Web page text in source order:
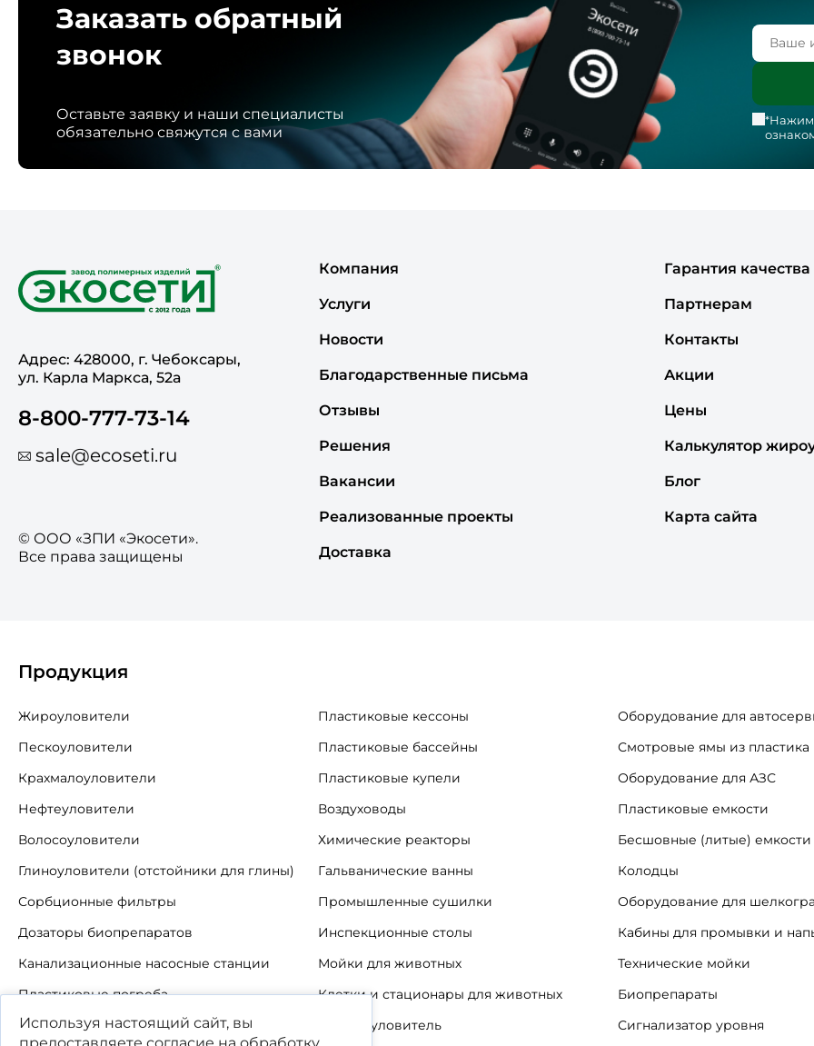
Заказать обратный
звонок
Оставьте заявку и наши специалисты
обязательно свяжутся с вами
Адрес: 428000, г. Чебоксары,
ул. Карла Маркса, 52а
8-800-777-73-14
sale@ecoseti.ru
© ООО «ЗПИ «Экосети».
Все права защищены
Компания
Услуги
Новости
Благодарственные письма
Отзывы
Решения
Вакансии
Реализованные проекты
Доставка
Гарантия качества
Партнерам
Контакты
Акции
Цены
Калькулятор
Блог
Карта сайта
Продукция
Жироуловители
Пескоуловители
Крахмалоуловители
Нефтеуловители
Волосоуловители
Глиноуловители (отстойники для глины)
Сорбционные фильтры
Дозаторы биопрепаратов
Канализационные насосные станции
Пластиковые погреба
Автономные канализации
Пластиковые кессоны
Пластиковые бассейны
Пластиковые купели
Воздуховоды
Химические реакторы
Гальванические ванны
Промышленные сушилки
Инспекционные столы
Мойки для животных
Клетки и стационары для животных
Шерстеуловитель
Оборудование для
Смотровые ямы из пластика
Оборудование для АЗС
Пластиковые емкости
Бесшовные (литые) емкости
Колодцы
Оборудование для
Кабины для промывки и
Технические мойки
Биопрепараты
Сигнализатор уровня
Используя настоящий сайт, вы